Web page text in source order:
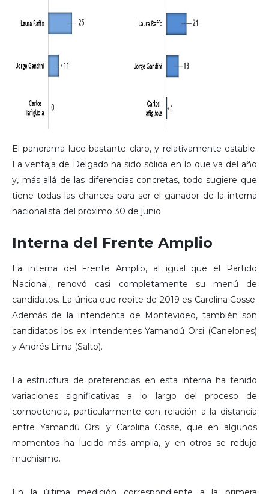
El panorama luce bastante claro, y relativamente estable.
La ventaja de Delgado ha sido sólida en lo que va del año
y, más allá de las diferencias concretas, todo sugiere que
tiene todas las chances para ser el ganador de la interna
nacionalista del próximo 30 de junio.
Interna del Frente Amplio
La interna del Frente Amplio, al igual que el Partido
Nacional, renovó casi completamente su menú de
candidatos. La única que repite de 2019 es Carolina Cosse.
Además de la Intendenta de Montevideo, también son
candidatos los ex Intendentes Yamandú Orsi (Canelones)
y Andrés Lima (Salto).
La estructura de preferencias en esta interna ha tenido
variaciones significativas a lo largo del proceso de
competencia, particularmente con relación a la distancia
entre Yamandú Orsi y Carolina Cosse, que en algunos
momentos ha lucido más amplia, y en otros se redujo
muchísimo.